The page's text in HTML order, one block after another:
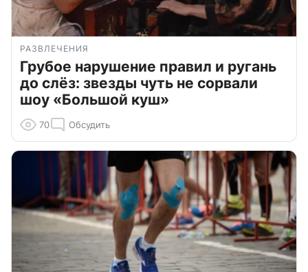
РАЗВЛЕЧЕНИЯ
Грубое нарушение правил и ругань
до слёз: звезды чуть не сорвали
шоу «Большой куш»
70 Обсудить